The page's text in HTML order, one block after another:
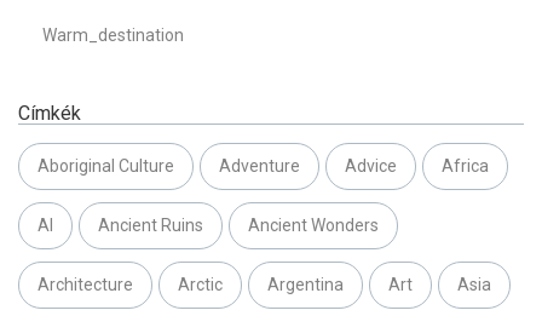
Warm_destination
Címkék
Aboriginal Culture Adventure Advice Africa
AI Ancient Ruins Ancient Wonders
Architecture Arctic Argentina Art Asia